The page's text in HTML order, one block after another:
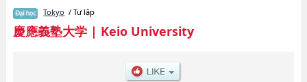
thiết dành cho du học sinh, như là về các Ngành PEARL (Program in
Economics for Alliances, Research and Leadership)hoặcNgành
LettershoặcNgành EconomicshoặcNgành LawhoặcNgành Business and
TechnologyhoặcNgành GIGA (Global Information and Governance
Academic) Program -Faculty of Policy Management/Faculty of
Tokyo / Tư lập
慶應義塾大学| Keio University